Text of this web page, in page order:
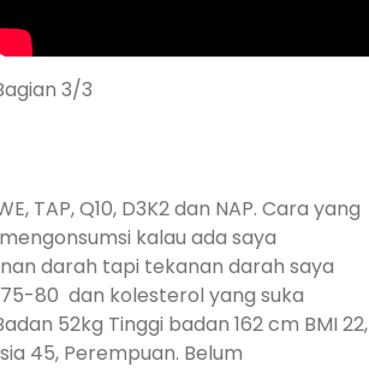
3/3
TAP, Q10, D3K2 dan NAP. Cara yang
kalau ada saya
darah tapi tekanan darah saya
75-80 dan kolesterol yang suka
52kg Tinggi badan 162 cm BMI 22,
45, Perempuan. Belum